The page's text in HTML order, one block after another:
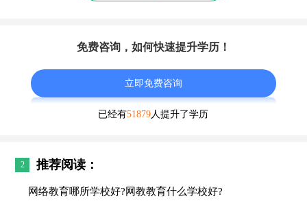
免费咨询，如何快速提升学历！
立即免费咨询
已经有51879人提升了学历
2 推荐阅读：
网络教育哪所学校好?网教教育什么学校好?